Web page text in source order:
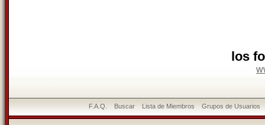
los
F.A.Q. Buscar Lista de Miembros Grupos de Usuarios